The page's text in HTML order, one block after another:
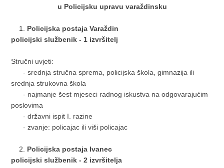
u Policijsku upravu varaždinsku
Policijska postaja Varaždin
policijski službenik - 1 izvršitelj
Stručni uvjeti:
- srednja stručna sprema, policijska škola, gimnazija ili
srednja strukovna škola
- najmanje šest mjeseci radnog iskustva na odgovarajućim
poslovima
- državni ispit I. razine
- zvanje: policajac ili viši policajac
Policijska postaja Ivanec
policijski službenik - 2 izvršitelja